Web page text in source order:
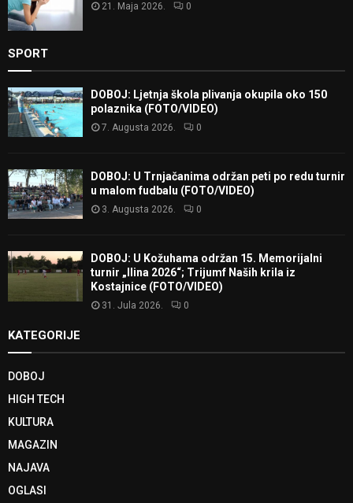
21. Maja 2026. 0
SPORT
DOBOJ: Ljetnja škola plivanja okupila oko 150
polaznika (FOTO/VIDEO)
7. Augusta 2026. 0
DOBOJ: U Trnjačanima održan peti po redu turnir
u malom fudbalu (FOTO/VIDEO)
3. Augusta 2026. 0
DOBOJ: U Kožuhama održan 15. Memorijalni
turnir „Ilina 2026“; Trijumf Naših krila iz
Kostajnice (FOTO/VIDEO)
31. Jula 2026. 0
KATEGORIJE
DOBOJ
HIGH TECH
KULTURA
MAGAZIN
NAJAVA
OGLASI